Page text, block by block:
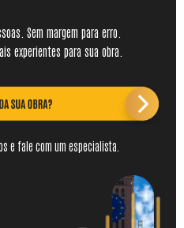
Sem margem para erro.
experientes para sua obra.
e fale com um especialista.